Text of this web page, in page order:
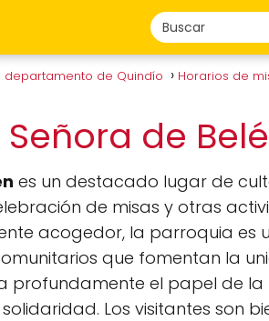
departamento de Quindío Horarios de
de
es un destacado lugar de
de misas y otras
acogedor, la parroquia es
que fomentan la
profundamente el papel de la
Los visitantes son